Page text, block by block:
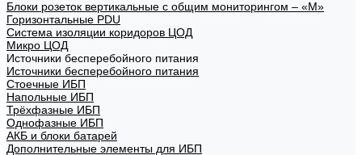
Блоки розеток вертикальные с общим мониторингом – «М»
Горизонтальные PDU
Система изоляции коридоров ЦОД
Микро ЦОД
Источники бесперебойного питания
Источники бесперебойного питания
Стоечные ИБП
Напольные ИБП
Трёхфазные ИБП
Однофазные ИБП
АКБ и блоки батарей
Дополнительные элементы для ИБП